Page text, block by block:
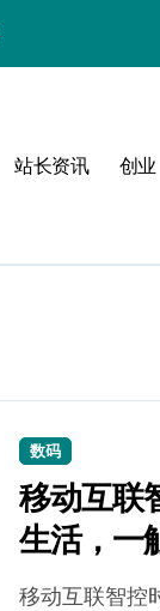
站长资讯 创业
数码
移动互联
生活，一
移动互联智